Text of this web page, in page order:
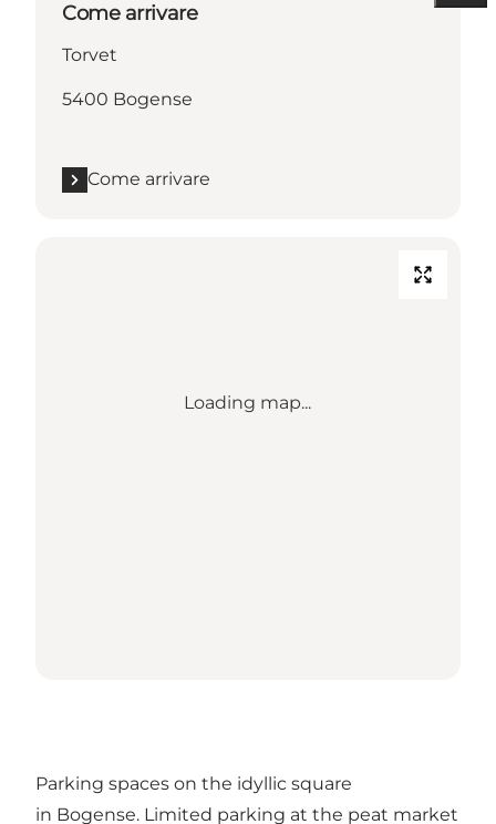
Come arrivare
Torvet
5400 Bogense
Come arrivare
Loading map...
Parking spaces on the idyllic square
in Bogense. Limited parking at the peat market